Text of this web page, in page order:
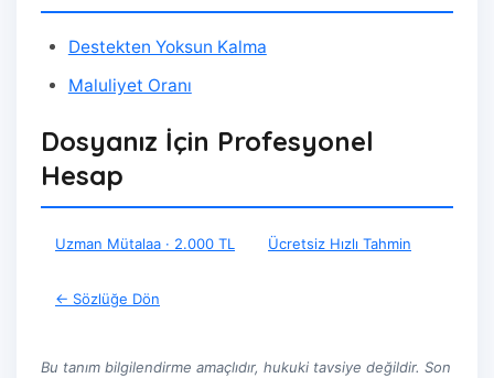
Destekten Yoksun Kalma
Maluliyet Oranı
Dosyanız İçin Profesyonel
Hesap
Uzman Mütalaa · 2.000 TL Ücretsiz Hızlı Tahmin
← Sözlüğe Dön
Bu tanım bilgilendirme amaçlıdır, hukuki tavsiye değildir. Son